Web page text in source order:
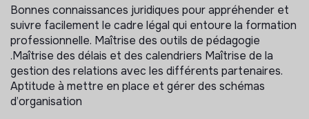
Participer à la conception des supports pédagogiques
Constituer et animer un comité pédagogique
Coordonner les formateurs internes et externes
(recrutement, brief, évaluation). Préparer et mettre à
disposition des « kits de formation » (documents,
supports pédagogiques, matériels).
Bonnes connaissances juridiques pour appréhender et
suivre facilement le cadre légal qui entoure la formation
professionnelle. Maîtrise des outils de pédagogie
.Maîtrise des délais et des calendriers Maîtrise de la
gestion des relations avec les différents partenaires.
Aptitude à mettre en place et gérer des schémas
d’organisation